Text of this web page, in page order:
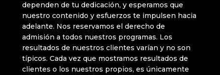
Guía para deslimitar el patinete Xiaomi
M365 mediante firmware
dependen de tu dedicación, y esperamos que
nuestro contenido y esfuerzos te impulsen hacia
adelante. Nos reservamos el derecho de
admisión a todos nuestros programas. Los
resultados de nuestros clientes varían y no son
típicos. Cada vez que mostramos resultados de
clientes o los nuestros propios, es únicamente